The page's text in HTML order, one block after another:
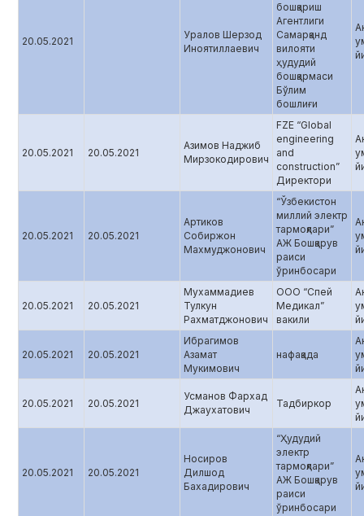
20.05.2021
Уралов Шерзод
Иноятиллаевич
бошқариш
Агентлиги
Самарқанд
вилояти
ҳудудий
бошқармаси
Бўлим
бошлиғи
20.05.2021 20.05.2021
Азимов Наджиб
Мирзокодирович
FZE “Global
engineering
and
construction”
Директори
20.05.2021 20.05.2021
Артиков
Собиржон
Махмуджонович
“Ўзбекистон
миллий электр
тармоқлари”
АЖ Бошқарув
раиси
ўринбосари
20.05.2021 20.05.2021
Мухаммадиев
Тулкун
Рахматджонович
ООО “Спей
Медикал”
вакили
20.05.2021 20.05.2021
Ибрагимов
Азамат
Мукимович
нафақада
20.05.2021 20.05.2021
Усманов Фархад
Джаухатович
Тадбиркор
20.05.2021 20.05.2021
Носиров
Дилшод
Бахадирович
“Ҳудудий
электр
тармоқлари”
АЖ Бошқарув
раиси
ўринбосари